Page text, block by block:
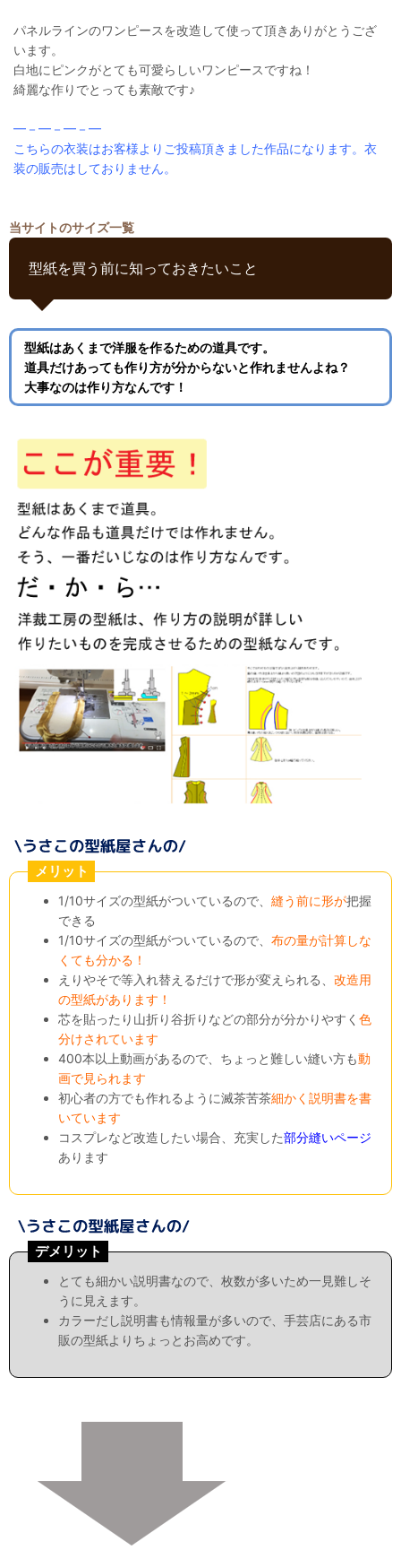
パネルラインのワンピースを改造して使って頂きありがとうござ
います。
白地にピンクがとても可愛らしいワンピースですね！
綺麗な作りでとっても素敵です♪
━－━－━－━
こちらの衣装はお客様よりご投稿頂きました作品になります。衣
装の販売はしておりません。
当サイトのサイズ一覧
型紙を買う前に知っておきたいこと
型紙はあくまで洋服を作るための道具です。
道具だけあっても作り方が分からないと作れませんよね？
大事なのは作り方なんです！
メリット
1/10サイズの型紙がついているので、縫う前に形が把握
できる
1/10サイズの型紙がついているので、布の量が計算しな
くても分かる！
えりやそで等入れ替えるだけで形が変えられる、改造用
の型紙があります！
芯を貼ったり山折り谷折りなどの部分が分かりやすく色
分けされています
400本以上動画があるので、ちょっと難しい縫い方も動
画で見られます
初心者の方でも作れるように滅茶苦茶細かく説明書を書
いています
コスプレなど改造したい場合、充実した部分縫いページ
あります
デメリット
とても細かい説明書なので、枚数が多いため一見難しそ
うに見えます。
カラーだし説明書も情報量が多いので、手芸店にある市
販の型紙よりちょっとお高めです。